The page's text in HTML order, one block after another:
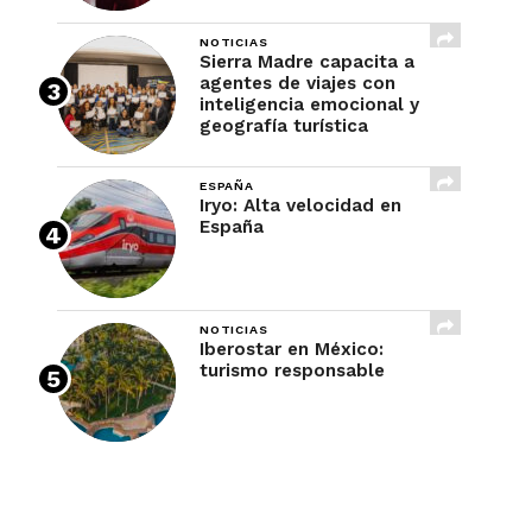
NOTICIAS
Sierra Madre capacita a
agentes de viajes con
inteligencia emocional y
geografía turística
ESPAÑA
Iryo: Alta velocidad en
España
NOTICIAS
Iberostar en México:
turismo responsable